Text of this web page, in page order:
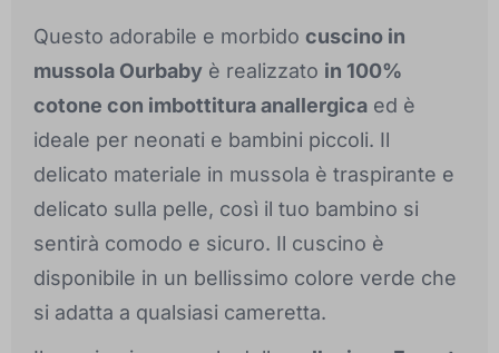
Questo adorabile e morbido cuscino in
mussola Ourbaby è realizzato in 100%
cotone con imbottitura anallergica ed è
ideale per neonati e bambini piccoli. Il
delicato materiale in mussola è traspirante e
delicato sulla pelle, così il tuo bambino si
sentirà comodo e sicuro. Il cuscino è
disponibile in un bellissimo colore verde che
si adatta a qualsiasi cameretta.